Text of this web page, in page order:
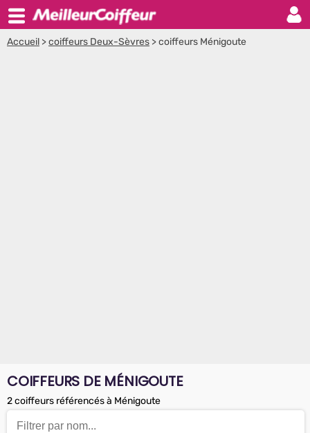
Accueil >coiffeurs Deux-Sèvres >coiffeurs Ménigoute
COIFFEURS DE MÉNIGOUTE
2 coiffeurs référencés à Ménigoute